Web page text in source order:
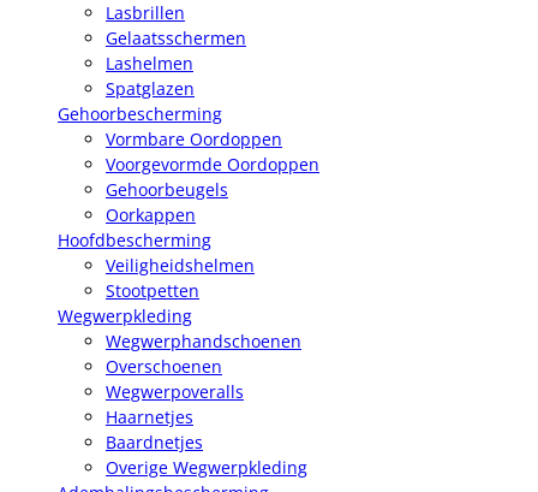
Lasbrillen
Gelaatsschermen
Lashelmen
Spatglazen
Gehoorbescherming
Vormbare Oordoppen
Voorgevormde Oordoppen
Gehoorbeugels
Oorkappen
Hoofdbescherming
Veiligheidshelmen
Stootpetten
Wegwerpkleding
Wegwerphandschoenen
Overschoenen
Wegwerpoveralls
Haarnetjes
Baardnetjes
Overige Wegwerpkleding